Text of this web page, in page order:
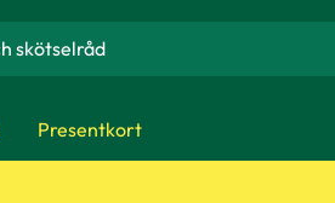
Presentkort